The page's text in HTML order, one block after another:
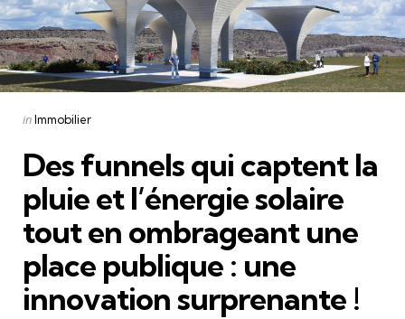
Categories
Posted
inImmobilier
Des funnels qui captent la
pluie et l’énergie solaire
tout en ombrageant une
place publique : une
innovation surprenante !